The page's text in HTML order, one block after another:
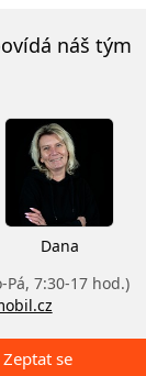
náš tým
Dana
Pá, 7:30-17 hod.)
Zeptat se